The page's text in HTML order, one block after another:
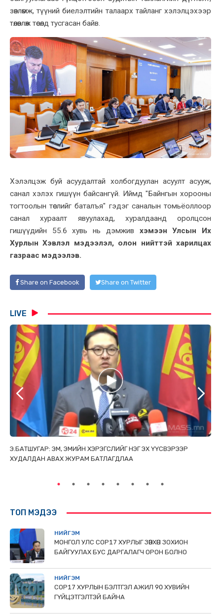
зөвлөмж, түүний биелэлтийн талаарх тайланг хэлэлцэхээр
төлөвлөж төсөлд тусгасан байв.
Хэлэлцэж буй асуудалтай холбогдуулан асуулт асууж,
санал хэлэх гишүүн байсангүй. Иймд "Байнгын хорооны
тогтоолын төслийг баталъя" гэдэг саналын томьёоллоор
санал хураалт явуулахад, хуралдаанд оролцсон
гишүүдийн 55.6 хувь нь дэмжив хэмээн Улсын Их
Хурлын Хэвлэл мэдээлэл, олон нийттэй харилцах
газраас мэдээлэв.
Share on Facebook Share on Twitter
LIVE
Э.БАТШУГАР: ЭМ, ЭМИЙН ХЭРЭГСЛИЙГ НЭГ ЭХ ҮҮСВЭРЭЭР
ХУДАЛДАН АВАХ ЖУРАМ БАТЛАГДЛАА
ТОП МЭДЭЭ
НИЙГЭМ
МОНГОЛ УЛС СОР17 ХУРЛЫГ ЗӨВХӨН ЗОХИОН
БАЙГУУЛАХ БУС ДАРГАЛАГЧ ОРОН БОЛНО
НИЙГЭМ
COP17 ХУРЛЫН БЭЛТГЭЛ АЖИЛ 90 ХУВИЙН
ГҮЙЦЭТГЭЛТЭЙ БАЙНА